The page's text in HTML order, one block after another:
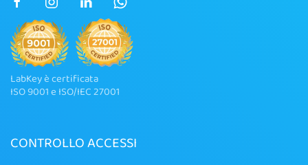
LabKey è certificata
ISO 9001 e ISO/IEC 27001
CONTROLLO ACCESSI